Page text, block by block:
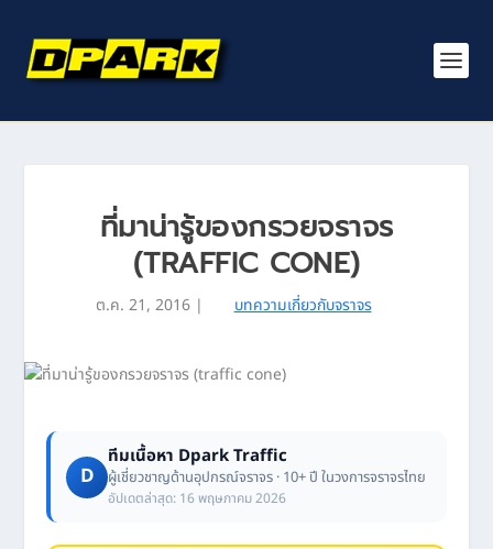
ที่มาน่ารู้ของกรวยจราจร
(TRAFFIC CONE)
ต.ค. 21, 2016| บทความเกี่ยวกับจราจร
D
ทีมเนื้อหา Dpark Traffic
ผู้เชี่ยวชาญด้านอุปกรณ์จราจร · 10+ ปี ในวงการจราจรไทย
อัปเดตล่าสุด: 16 พฤษภาคม 2026